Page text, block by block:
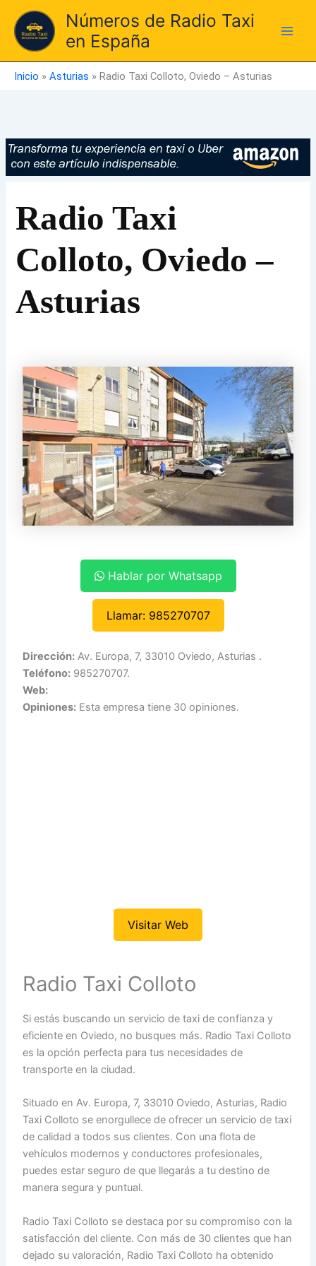
contenido
Números de Radio Taxi
en España
Inicio » Asturias » Radio Taxi Colloto, Oviedo – Asturias
Radio Taxi
Colloto, Oviedo –
Asturias
Hablar por Whatsapp
Llamar: 985270707
Dirección: Av. Europa, 7, 33010 Oviedo, Asturias .
Teléfono: 985270707.
Web:
Opiniones: Esta empresa tiene 30 opiniones.
Visitar Web
Radio Taxi Colloto
Si estás buscando un servicio de taxi de confianza y
eficiente en Oviedo, no busques más. Radio Taxi Colloto
es la opción perfecta para tus necesidades de
transporte en la ciudad.
Situado en Av. Europa, 7, 33010 Oviedo, Asturias, Radio
Taxi Colloto se enorgullece de ofrecer un servicio de taxi
de calidad a todos sus clientes. Con una flota de
vehículos modernos y conductores profesionales,
puedes estar seguro de que llegarás a tu destino de
manera segura y puntual.
Radio Taxi Colloto se destaca por su compromiso con la
satisfacción del cliente. Con más de 30 clientes que han
dejado su valoración, Radio Taxi Colloto ha obtenido